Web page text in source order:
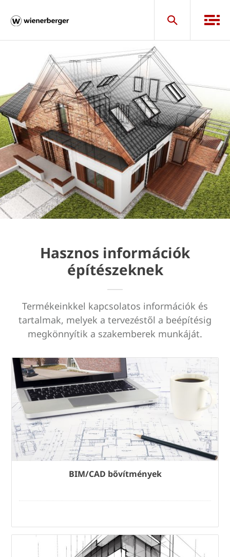
Hasznos információk
építészeknek
Termékeinkkel kapcsolatos információk és
tartalmak, melyek a tervezéstől a beépítésig
megkönnyítik a szakemberek munkáját.
BIM/CAD bővítmények